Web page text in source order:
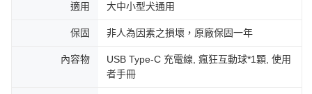
適用 大中小型犬通用
保固 非人為因素之損壞，原廠保固一年
內容物
USB Type-C 充電線, 瘋狂互動球*1顆, 使用
者手冊